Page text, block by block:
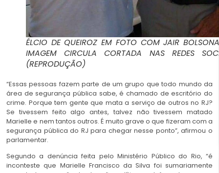
ÉLCIO DE QUEIROZ EM FOTO COM JAIR
IMAGEM CIRCULA CORTADA NAS REDES
(REPRODUÇÃO)
“Essas pessoas fazem parte de um grupo que todo mundo da
área de segurança pública sabe, é chamado de escritório do
crime. Porque tem gente que mata a serviço de outros no RJ?
Se tivessem feito algo antes, talvez não tivessem matado
Marielle e nem tantos outros. É muito grave o que fizeram com a
segurança pública do RJ para chegar nesse ponto”, afirmou o
parlamentar.
Segundo a denúncia feita pelo Ministério Público do Rio, “é
inconteste que Marielle Francisco da Silva foi sumariamente